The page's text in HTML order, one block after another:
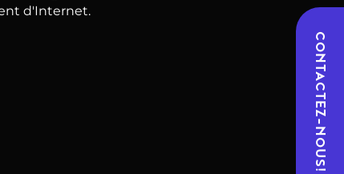
CONTACTEZ-NOUS!
d'Internet.